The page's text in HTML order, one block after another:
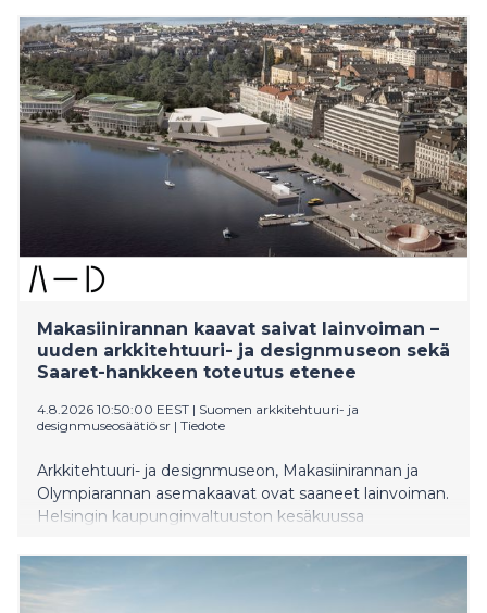
rakentamisen ilmastoviisaisiin ratkaisuihin.
Asuntomessut Lempäälässä on avoinna vielä
sunnuntaihin 9. elokuuta saakka.
Makasiinirannan kaavat saivat lainvoiman –
uuden arkkitehtuuri- ja designmuseon sekä
Saaret-hankkeen toteutus etenee
4.8.2026 10:50:00 EEST | Suomen arkkitehtuuri- ja
designmuseosäätiö sr | Tiedote
Arkkitehtuuri- ja designmuseon, Makasiinirannan ja
Olympiarannan asemakaavat ovat saaneet lainvoiman.
Helsingin kaupunginvaltuuston kesäkuussa
määräaikaan mennessä.